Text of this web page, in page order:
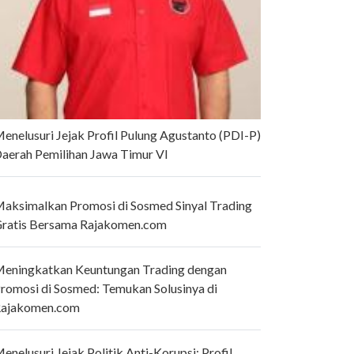
Jejak Profil Pulung Agustanto (PDI-P)
Pemilihan Jawa Timur VI
Promosi di Sosmed Sinyal Trading
Bersama Rajakomen.com
Keuntungan Trading dengan
di Sosmed: Temukan Solusinya di